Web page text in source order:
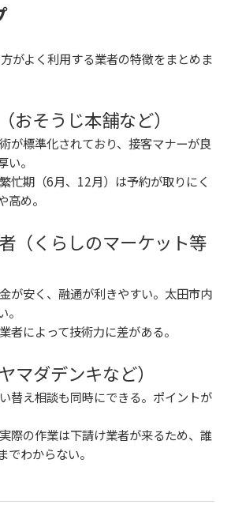
がよく利用する業者の特徴をまとめま
おそうじ本舗など）
が標準化されており、接客マナーが良
い。
繁忙期（6月、12月）は予約が取りにく
高め。
（くらしのマーケット等
が安く、融通が利きやすい。太田市内
業者によって技術力に差がある。
マダデンキなど）
替え相談も同時にできる。ポイントが
実際の作業は下請け業者が来るため、誰
でわからない。